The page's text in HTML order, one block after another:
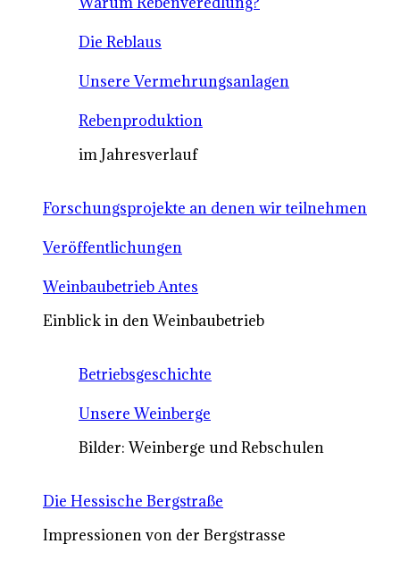
Die Reblaus
Unsere Vermehrungsanlagen
Rebenproduktion
im Jahresverlauf
Forschungsprojekte an denen wir teilnehmen
Veröffentlichungen
Weinbaubetrieb Antes
Einblick in den Weinbaubetrieb
Betriebsgeschichte
Unsere Weinberge
Bilder: Weinberge und Rebschulen
Die Hessische Bergstraße
Impressionen von der Bergstrasse